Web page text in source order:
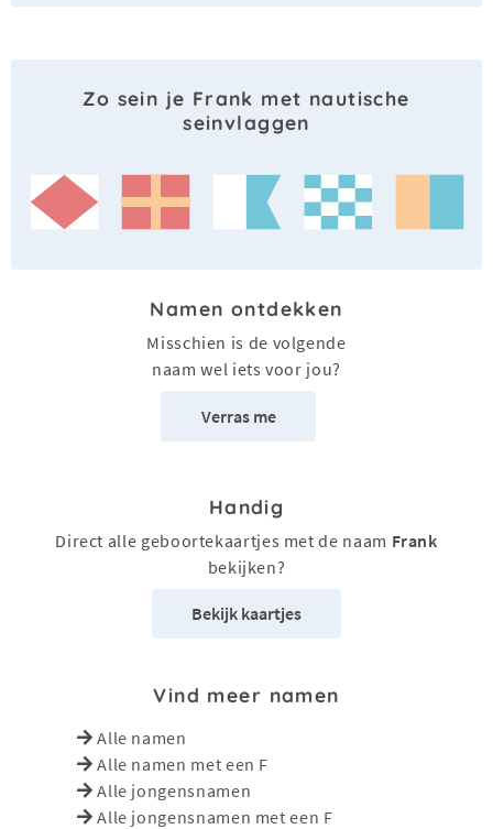
Zo sein je Frank met nautische
seinvlaggen
Namen ontdekken
Misschien is de volgende
naam wel iets voor jou?
Verras me
Handig
Direct alle geboortekaartjes met de naam Frank
bekijken?
Bekijk kaartjes
Vind meer namen
Alle namen
Alle namen met een F
Alle jongensnamen
Alle jongensnamen met een F